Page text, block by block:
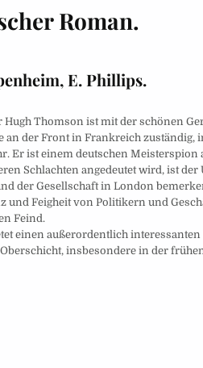
Roman.
E. Phillips.
Hugh Thomson ist mit der schönen
an der Front in Frankreich
Er ist einem deutschen
Schlachten angedeutet wird, ist
der Gesellschaft in London
und Feigheit von Politikern und
Feind.
einen außerordentlich
insbesondere in der